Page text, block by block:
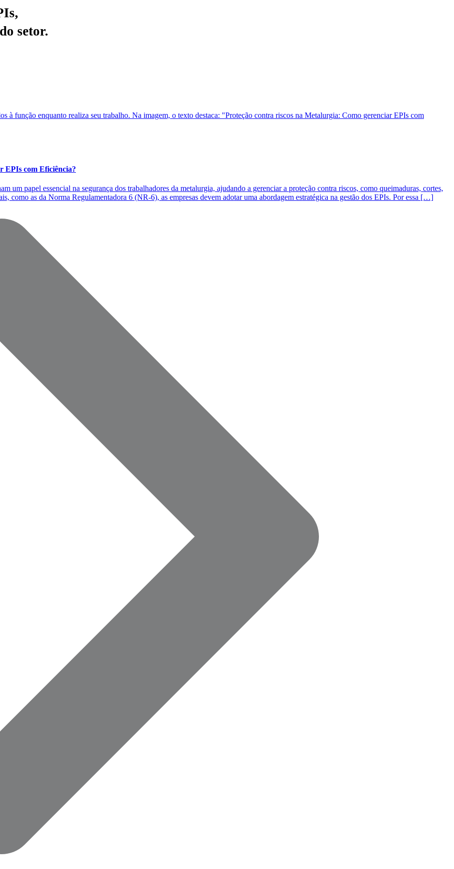
setor.
EPIs com Eficiência?
um papel essencial na segurança dos trabalhadores da metalurgia, ajudando a gerenciar a proteção contra riscos, como queimaduras, cortes,
como as da Norma Regulamentadora 6 (NR-6), as empresas devem adotar uma abordagem estratégica na gestão dos EPIs. Por essa […]